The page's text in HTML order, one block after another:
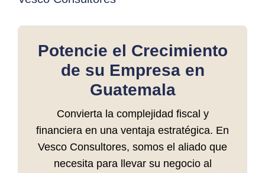
Potencie el Crecimiento
de su Empresa en
Guatemala
Convierta la complejidad fiscal y
financiera en una ventaja estratégica. En
Vesco Consultores, somos el aliado que
necesita para llevar su negocio al